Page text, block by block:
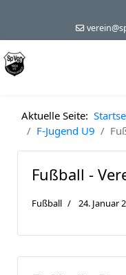
Aktuelle Seite:
F-Jugend U9
Fußball -
Fußball 24. Januar